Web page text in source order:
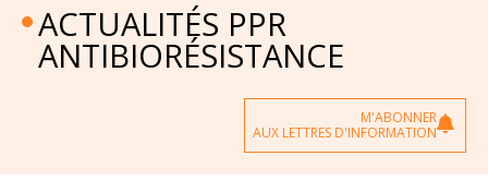
ACTUALITÉS PPR
ANTIBIORÉSISTANCE
M'ABONNER
AUX LETTRES D'INFORMATION